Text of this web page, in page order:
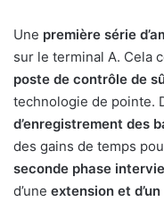
Une première série
sur le terminal A. Cela
poste de contrôle de
technologie de pointe.
d’enregistrement des
des gains de temps
seconde phase
d’une extension et